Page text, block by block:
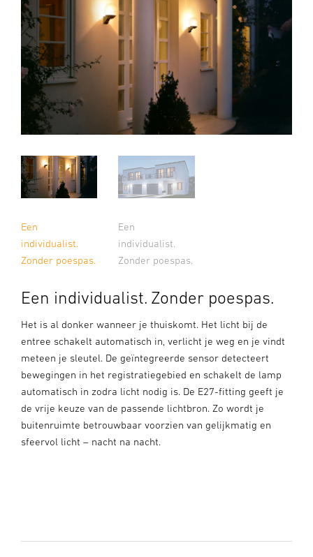
Een
individualist.
Zonder poespas.
Een
individualist.
Zonder poespas.
Een individualist. Zonder poespas.
Het is al donker wanneer je thuiskomt. Het licht bij de
entree schakelt automatisch in, verlicht je weg en je vindt
meteen je sleutel. De geïntegreerde sensor detecteert
bewegingen in het registratiegebied en schakelt de lamp
automatisch in zodra licht nodig is. De E27-fitting geeft je
de vrije keuze van de passende lichtbron. Zo wordt je
buitenruimte betrouwbaar voorzien van gelijkmatig en
sfeervol licht – nacht na nacht.